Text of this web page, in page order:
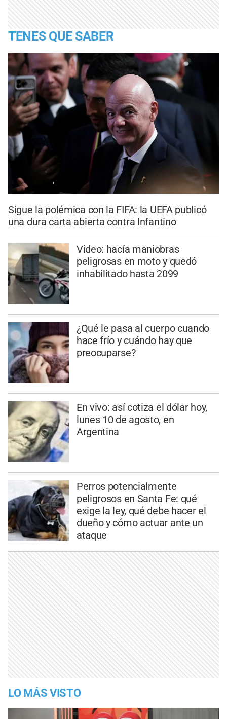
TENES QUE SABER
Sigue la polémica con la FIFA: la UEFA publicó
una dura carta abierta contra Infantino
Video: hacía maniobras
peligrosas en moto y quedó
inhabilitado hasta 2099
¿Qué le pasa al cuerpo cuando
hace frío y cuándo hay que
preocuparse?
En vivo: así cotiza el dólar hoy,
lunes 10 de agosto, en
Argentina
Perros potencialmente
peligrosos en Santa Fe: qué
exige la ley, qué debe hacer el
dueño y cómo actuar ante un
ataque
LO MÁS VISTO